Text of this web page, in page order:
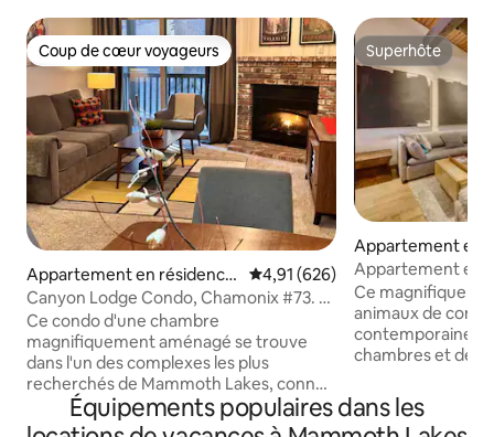
Coup de cœur voyageurs
Coup de cœur voyageurs
Appartement en résidence
⋅ Mammoth Lakes
Évaluation moyenne sur la
4,91 (626)
Canyon Lodge Condo, Chamonix #73. À
pied des remontées mécaniques
Ce condo d'une chambre
magnifiquement aménagé se trouve
dans l'un des complexes les plus
recherchés de Mammoth Lakes, connu
pour son emplacement privilégié et sa
proximité avec les remontées
Superhôte
Superhôte
Appartement en
⋅ Mammoth Lakes
Appartement en
2 chambres et 2
pistes, acceptant
Ce magnifique
animaux de
contemporaine
chambres et
vous visitez
situé à distance
Équipements populaires dans les